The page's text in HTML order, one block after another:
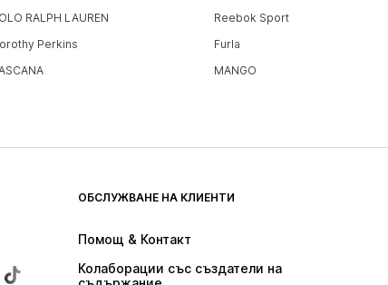
RALPH LAUREN Reebok Sport
Perkins Furla
MANGO
ОБСЛУЖВАНЕ НА КЛИЕНТИ
Помощ & Контакт
Колаборации със създатели на